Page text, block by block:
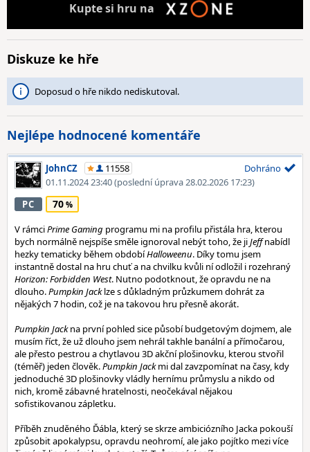
Kuptesi hru na
Diskuze ke hře
Doposud o hře nikdo nediskutoval.
Nejlépe hodnocené komentáře
JohnCZ
11558
01.11.2024 23:40(poslední úprava 28.02.2026 17:23)
Dohráno
PC 70
V rámciPrime Gaming programu mi na profilu přistála hra, kterou
bych normálně nejspíše směle ignoroval nebýt toho, že jiJeffnabídl
hezky tematicky během obdobíHalloweenu. Díky tomu jsem
instantně dostal na hru chuť a na chvilku kvůli ní odložil i rozehraný
Horizon: Forbidden West. Nutno podotknout, že opravdu ne na
dlouho.Pumpkin Jacklze s důkladným průzkumem dohrát za
nějakých 7 hodin, což je na takovou hru přesně akorát.
Pumpkin Jackna první pohled sice působí budgetovým dojmem, ale
musím říct, že už dlouho jsem nehrál takhle banální a přímočarou,
ale přesto pestrou a chytlavou 3D akční plošinovku, kterou stvořil
(téměř) jeden člověk.Pumpkin Jackmi dal zavzpomínat na časy, kdy
jednoduché 3D plošinovky vládly hernímu průmyslu a nikdo od
nich, kromě zábavné hratelnosti, neočekával nějakou
sofistikovanou zápletku.
Příběh znuděného Ďábla, který se skrze ambiciózního Jacka pokouší
způsobit apokalypsu, opravdu neohromí, ale jako pojítko mezi více